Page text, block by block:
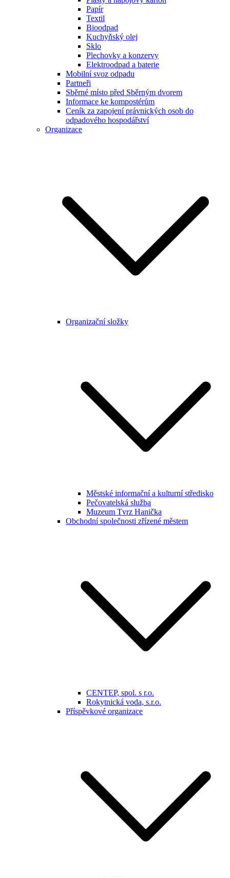
Papír
Textil
Bioodpad
Kuchyňský olej
Sklo
Plechovky a konzervy
Elektroodpad a baterie
Mobilní svoz odpadu
Partneři
Sběrné místo před Sběrným dvorem
Informace ke kompostérům
Ceník za zapojení právnických osob do
odpadového hospodářství
Organizace
Organizační složky
Městské informační a kulturní středisko
Pečovatelská služba
Muzeum Tvrz Hanička
Obchodní společnosti zřízené městem
CENTEP, spol. s r.o.
Rokytnická voda, s.r.o.
Příspěvkové organizace